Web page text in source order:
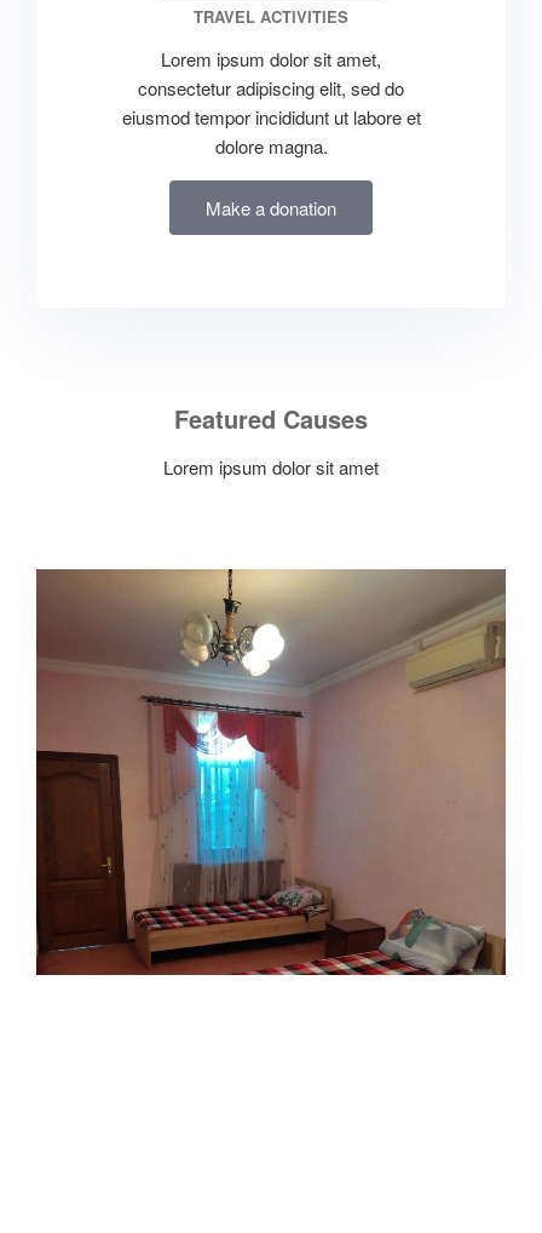
TRAVEL ACTIVITIES
Lorem ipsum dolor sit amet,
consectetur adipiscing elit, sed do
eiusmod tempor incididunt ut labore et
dolore magna.
Make a donation
Featured Causes
Lorem ipsum dolor sit amet